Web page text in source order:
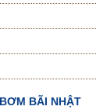
BÃI NHẬT